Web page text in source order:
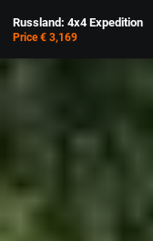
Russland: 4x4 Expedition
Price € 3,169